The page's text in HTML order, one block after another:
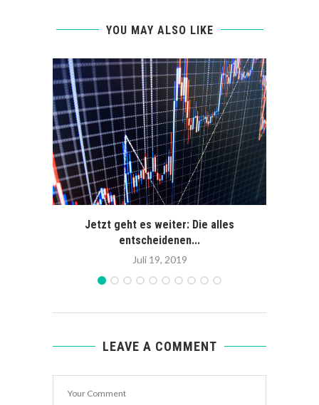
YOU MAY ALSO LIKE
Jetzt geht es weiter: Die alles
entscheidenen...
Juli 19, 2019
LEAVE A COMMENT